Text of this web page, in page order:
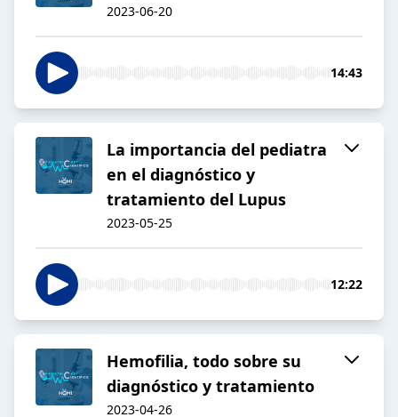
2023-06-20
14:43
La importancia del pediatra
en el diagnóstico y
tratamiento del Lupus
2023-05-25
12:22
Hemofilia, todo sobre su
diagnóstico y tratamiento
2023-04-26